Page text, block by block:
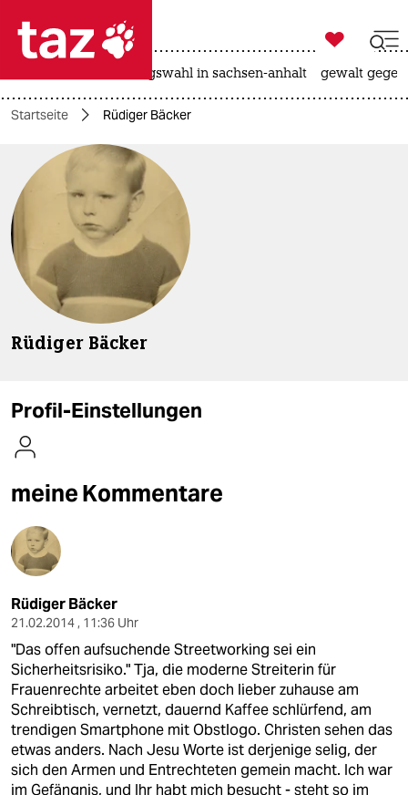
 taz zahl ich
taz zahl ich
themen
politik
öko
gesellschaft
kultur
berlin
nord
wahrheit
verlag
verlag
veranstaltungen
shop
fragen & hilfe
unterstützen
abo
genossenschaft

taz zahl ich
landtagswahl in sachsen-anhalt gewalt
Startseite Rüdiger Bäcker
Rüdiger Bäcker
Profil-Einstellungen
meine Kommentare
Rüdiger Bäcker
21.02.2014 , 11:36 Uhr
"Das offen aufsuchende Streetworking sei ein
Sicherheitsrisiko." Tja, die moderne Streiterin für
Frauenrechte arbeitet eben doch lieber zuhause am
Schreibtisch, vernetzt, dauernd Kaffee schlürfend, am
trendigen Smartphone mit Obstlogo. Christen sehen das
etwas anders. Nach Jesu Worte ist derjenige selig, der
sich den Armen und Entrechteten gemein macht. Ich war
im Gefängnis, und Ihr habt mich besucht - steht so im